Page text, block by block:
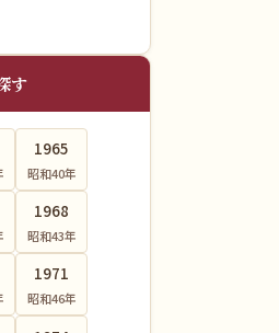
す
1965
昭和40年
1968
昭和43年
1971
昭和46年